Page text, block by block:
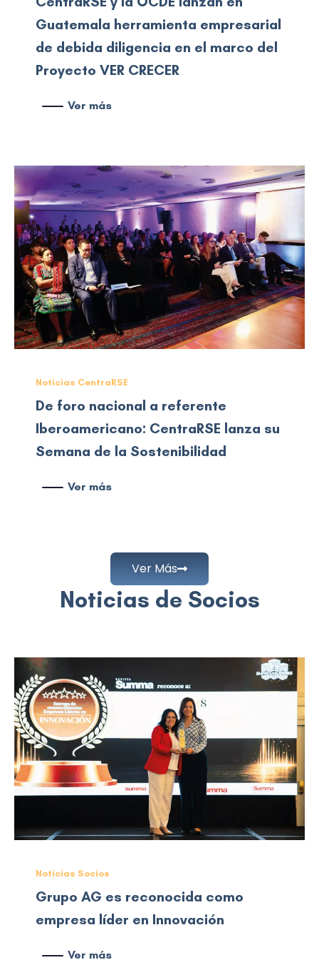
Guatemala herramienta empresarial
de debida diligencia en el marco del
Proyecto VER CRECER
Ver más
Noticias CentraRSE
De foro nacional a referente
Iberoamericano: CentraRSE lanza su
Semana de la Sostenibilidad
Ver más
Ver Más
Noticias de Socios
Noticias Socios
Grupo AG es reconocida como
empresa líder en Innovación
Ver más